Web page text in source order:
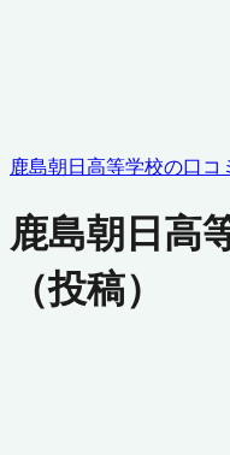
鹿島朝日高等学校の口コ
鹿島朝日高
（投稿）